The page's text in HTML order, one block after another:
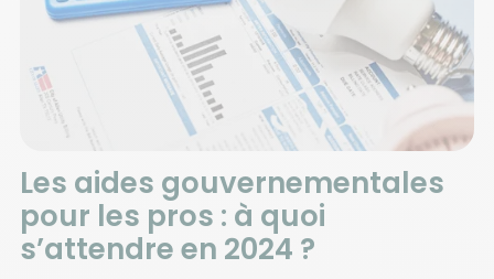
Les aides gouvernementales
pour les pros : à quoi
s’attendre en 2024 ?